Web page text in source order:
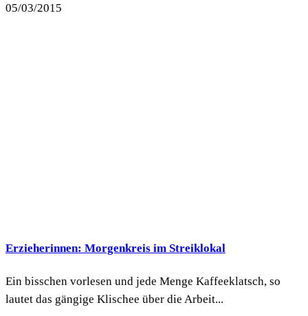
05/03/2015
Erzieherinnen: Morgenkreis im Streiklokal
Ein bisschen vorlesen und jede Menge Kaffeeklatsch, so
lautet das gängige Klischee über die Arbeit...